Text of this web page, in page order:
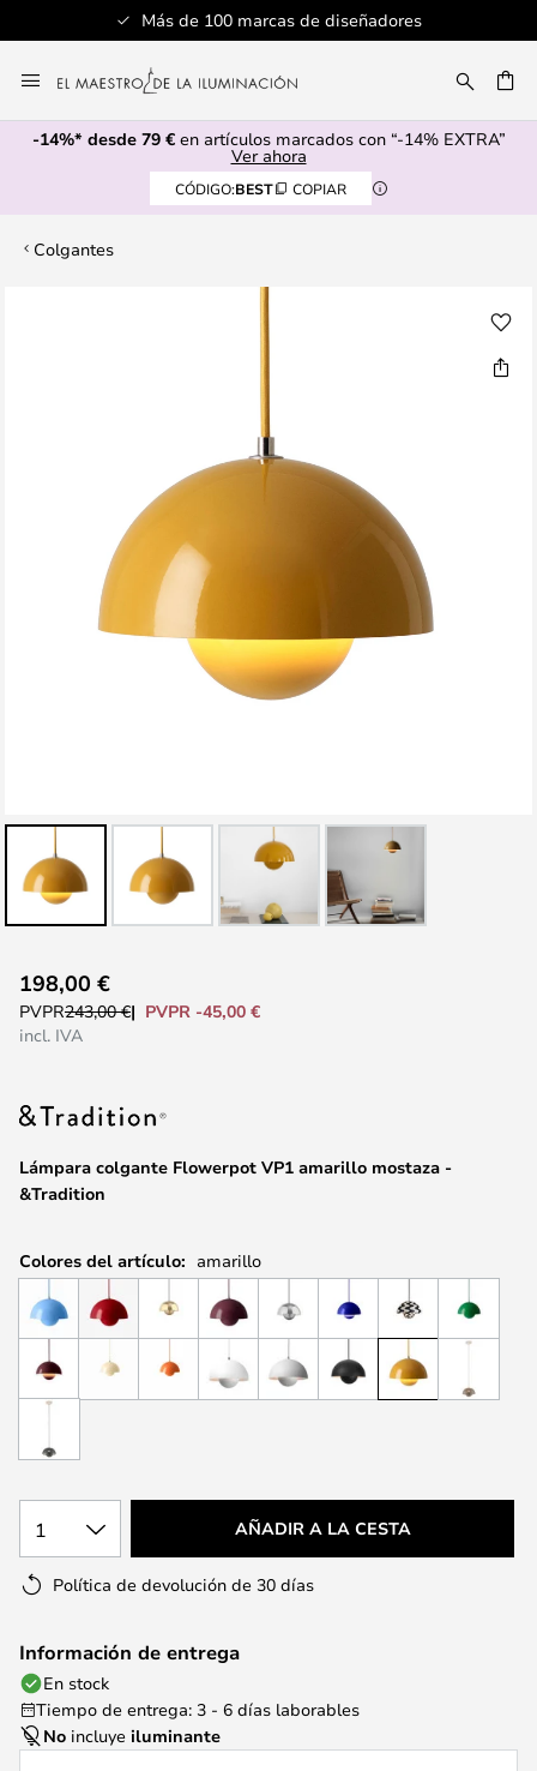
Más de 100 marcas de diseñadores
al
contenido
-14%* desde 79 €en artículos marcados con “-14% EXTRA”
Ver ahora
CÓDIGO:BEST COPIAR
Colgantes
comienzo
galería
imágenes
Lámpara colgante Flowerpot VP1 amarillo mostaza -
&Tradition
198,00 €
PVPR243,00 €
PVPR -45,00 €
incl. IVA
Colores del artículo: amarillo
1 AÑADIR A LA CESTA
Política de devolución de 30 días
Información de entrega
En stock
Tiempo de entrega: 3 - 6 días laborables
No incluye iluminante